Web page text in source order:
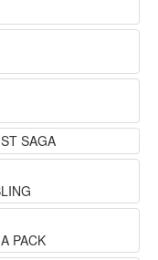
SAGA
PACK